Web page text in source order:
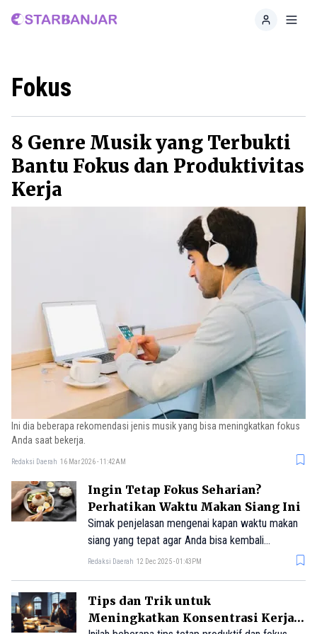
Home
Fokus
8 Genre Musik yang Terbukti
Bantu Fokus dan Produktivitas
Kerja
Ini dia beberapa rekomendasi jenis musik yang bisa meningkatkan fokus
Anda saat bekerja.
Redaksi Daerah 16 Mar 2026 - 11:42AM
Ingin Tetap Fokus Seharian?
Perhatikan Waktu Makan Siang Ini
Simak penjelasan mengenai kapan waktu makan
siang yang tepat agar Anda bisa kembali
berenergi dan fokus.
Redaksi Daerah 12 Dec 2025 - 01:43PM
Tips dan Trik untuk
Meningkatkan Konsentrasi Kerja